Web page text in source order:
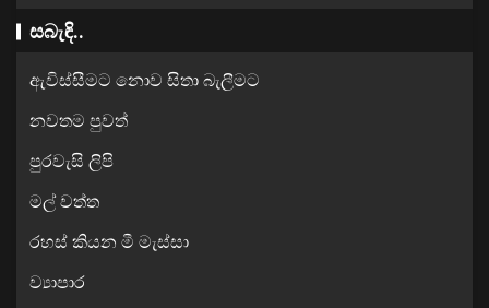
සබැඳි..
ඇවිස්සීමට නොව සිතා බැලීමට
නවතම පුවත්
පුරවැසි ලිපි
මල් වත්ත
රහස් කියන මී මැස්සා
ව්‍යාපාර